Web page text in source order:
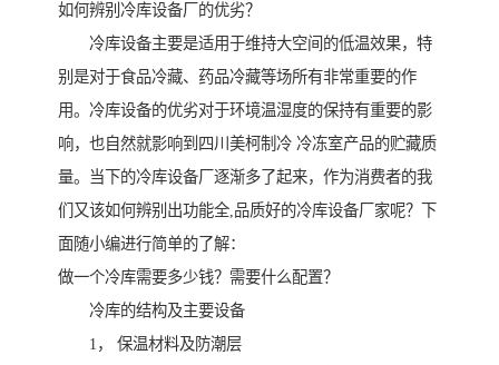
如何辨别冷库设备厂的优劣？
冷库设备主要是适用于维持大空间的低温效果，特
别是对于食品冷藏、药品冷藏等场所有非常重要的作
用。冷库设备的优劣对于环境温湿度的保持有重要的影
响，也自然就影响到四川美柯制冷 冷冻室产品的贮藏质
量。当下的冷库设备厂逐渐多了起来，作为消费者的我
们又该如何辨别出功能全,品质好的冷库设备厂家呢？下
面随小编进行简单的了解：
做一个冷库需要多少钱？需要什么配置？
冷库的结构及主要设备
1， 保温材料及防潮层